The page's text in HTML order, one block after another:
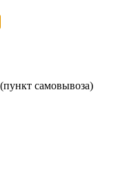
самовывоза)